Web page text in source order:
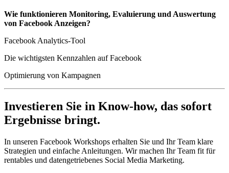
Wie funktionieren Monitoring, Evaluierung und Auswertung
von Facebook Anzeigen?
Facebook Analytics-Tool
Die wichtigsten Kennzahlen auf Facebook
Optimierung von Kampagnen
Investieren Sie in Know-how, das sofort
Ergebnisse bringt.
In unseren Facebook Workshops erhalten Sie und Ihr Team klare
Strategien und einfache Anleitungen. Wir machen Ihr Team fit für
rentables und datengetriebenes Social Media Marketing.